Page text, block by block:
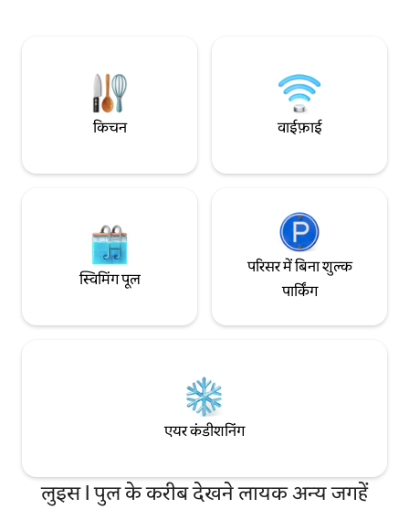
किचन वाईफ़ाई
स्विमिंग पूल
परिसर में बिना शुल्क
पार्किंग
एयर कंडीशनिंग
लुइस I पुल के करीब देखने लायक अन्य जगहें